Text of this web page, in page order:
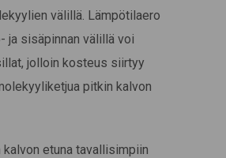
välillä. Lämpötilaero
ja sisäpinnan välillä voi
jolloin kosteus siirtyy
pitkin kalvon
etuna tavallisimpiin